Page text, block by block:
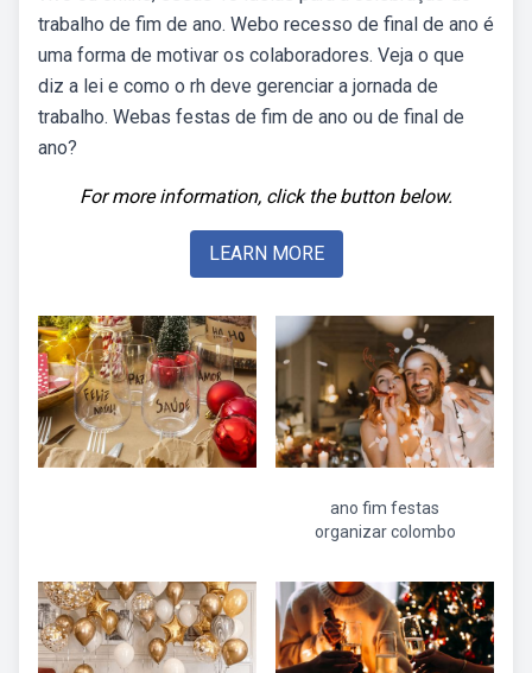
trabalho de fim de ano. Webo recesso de final de ano é
uma forma de motivar os colaboradores. Veja o que
diz a lei e como o rh deve gerenciar a jornada de
trabalho. Webas festas de fim de ano ou de final de
ano?
For more information, click the button below.
LEARN MORE
ano fim festas
organizar colombo